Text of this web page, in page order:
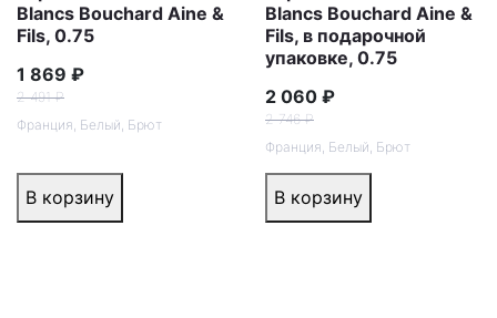
Blancs Bouchard Aine &
Fils, 0.75
1 869 ₽
2 491 ₽
Франция Белый Брют
В корзину
Blancs Bouchard Aine &
Fils, в подарочной
упаковке, 0.75
2 060 ₽
2 746 ₽
Франция Белый Брют
В корзину